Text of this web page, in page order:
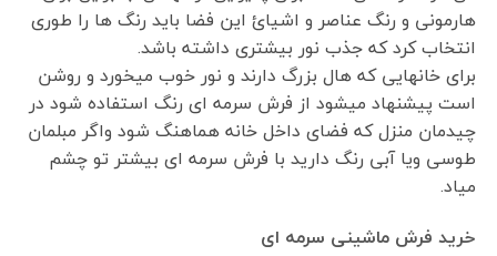
هارمونی و رنگ عناصر و اشیائ این فضا باید رنگ ها را طوری
انتخاب کرد که جذب نور بیشتری داشته باشد.
برای خانهایی که هال بزرگ دارند و نور خوب میخورد و روشن
است پیشنهاد میشود از فرش سرمه ای رنگ استفاده شود در
چیدمان منزل که فضای داخل خانه هماهنگ شود واگر مبلمان
طوسی ویا آبی رنگ دارید با فرش سرمه ای بیشتر تو چشم
میاد.
خرید فرش ماشینی سرمه ای